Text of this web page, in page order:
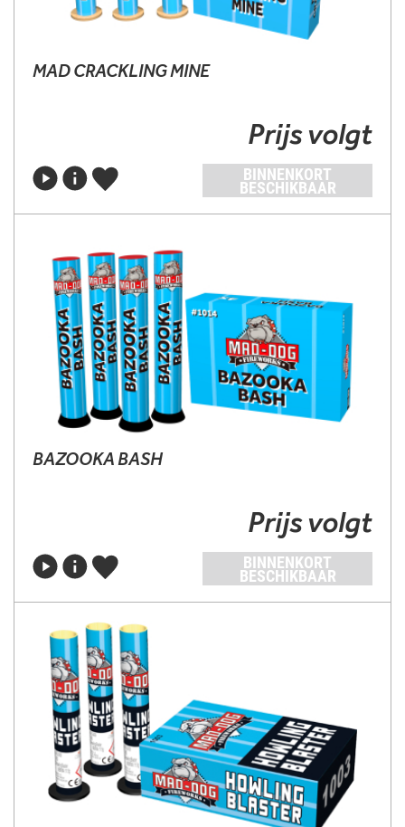
MAD CRACKLING MINE
Prijs volgt
BINNENKORT
BESCHIKBAAR
BAZOOKA BASH
Prijs volgt
BINNENKORT
BESCHIKBAAR